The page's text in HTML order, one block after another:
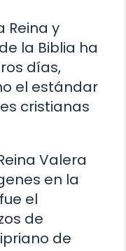
Reina y
la Biblia ha
días,
el estándar
cristianas
Valera
en la
el
de
de